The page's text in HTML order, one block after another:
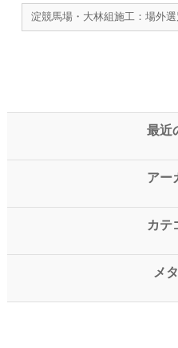
淀競馬場・大林組施工：場外
最近
アー
カテ
メ